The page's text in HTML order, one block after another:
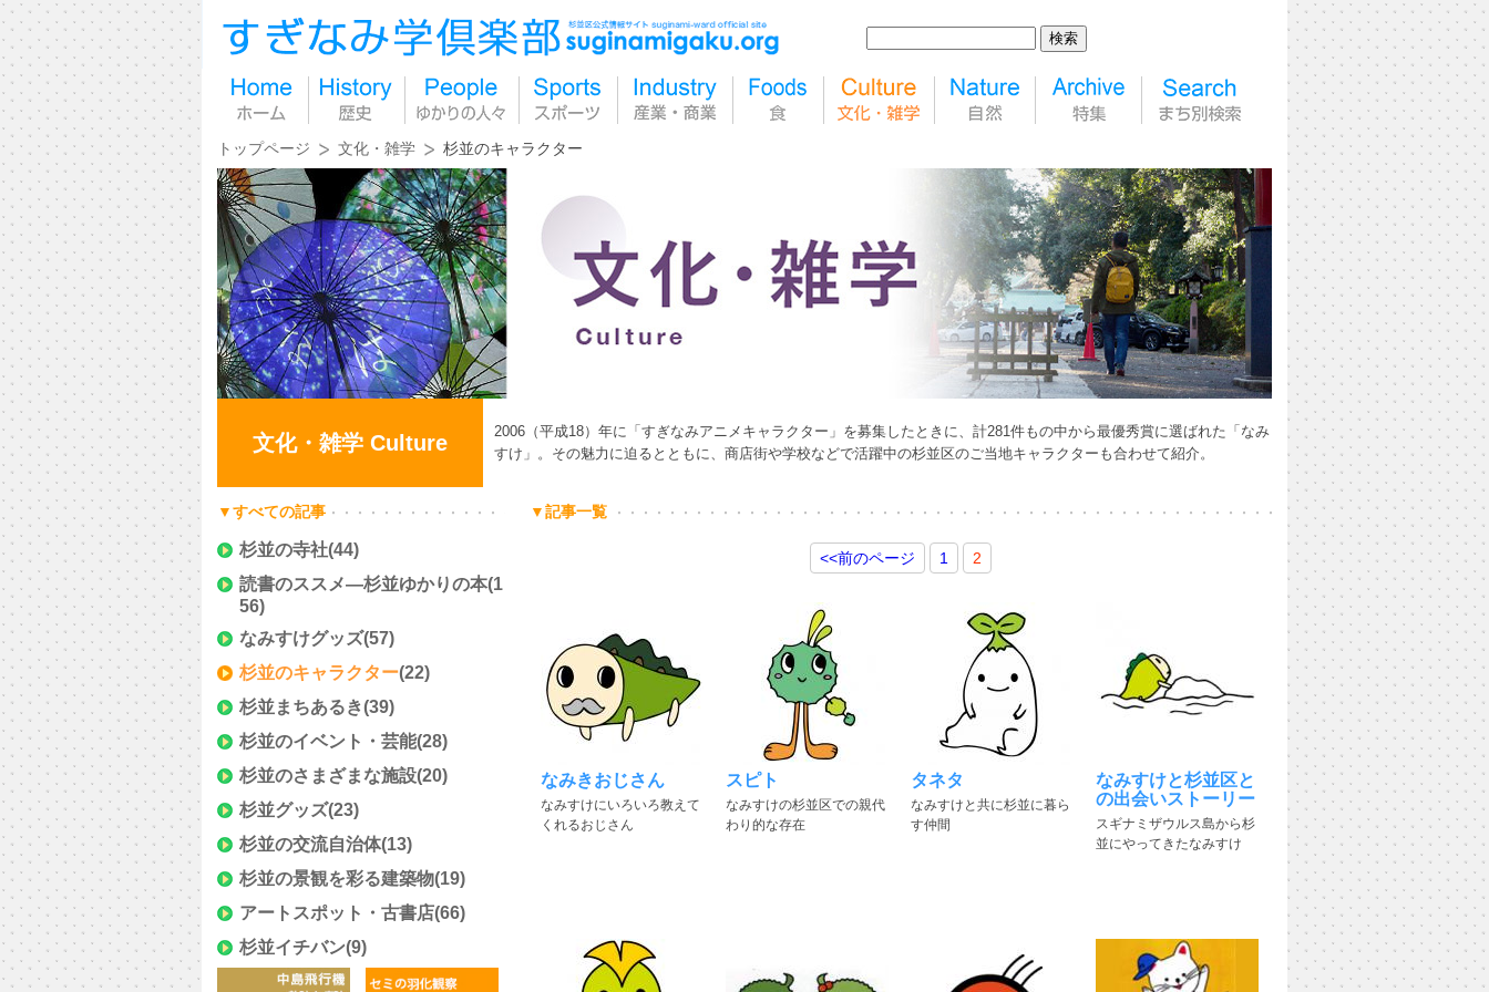
トップページ 文化・雑学 杉並のキャラクター
文化・雑学 Culture
2006（平成18）年に「すぎなみアニメキャラクター」を募集したときに、計281件もの中から最優秀賞に選ばれた「なみ
すけ」。その魅力に迫るとともに、商店街や学校などで活躍中の杉並区のご当地キャラクターも合わせて紹介。
▼すべての記事
杉並の寺社(44)
読書のススメ―杉並ゆかりの本(1
56)
なみすけグッズ(57)
杉並のキャラクター(22)
杉並まちあるき(39)
杉並のイベント・芸能(28)
杉並のさまざまな施設(20)
杉並グッズ(23)
杉並の交流自治体(13)
杉並の景観を彩る建築物(19)
アートスポット・古書店(66)
杉並イチバン(9)
▼記事一覧
<<前のページ 1 2
なみきおじさん
なみすけにいろいろ教えて
くれるおじさん
スピト
なみすけの杉並区での親代
わり的な存在
タネタ
なみすけと共に杉並に暮ら
す仲間
なみすけと杉並区と
の出会いストーリー
スギナミザウルス島から杉
並にやってきたなみすけ